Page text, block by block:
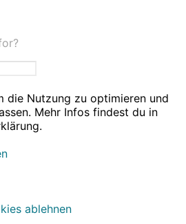
die Nutzung zu optimieren und
Mehr Infos findest du in
ablehnen